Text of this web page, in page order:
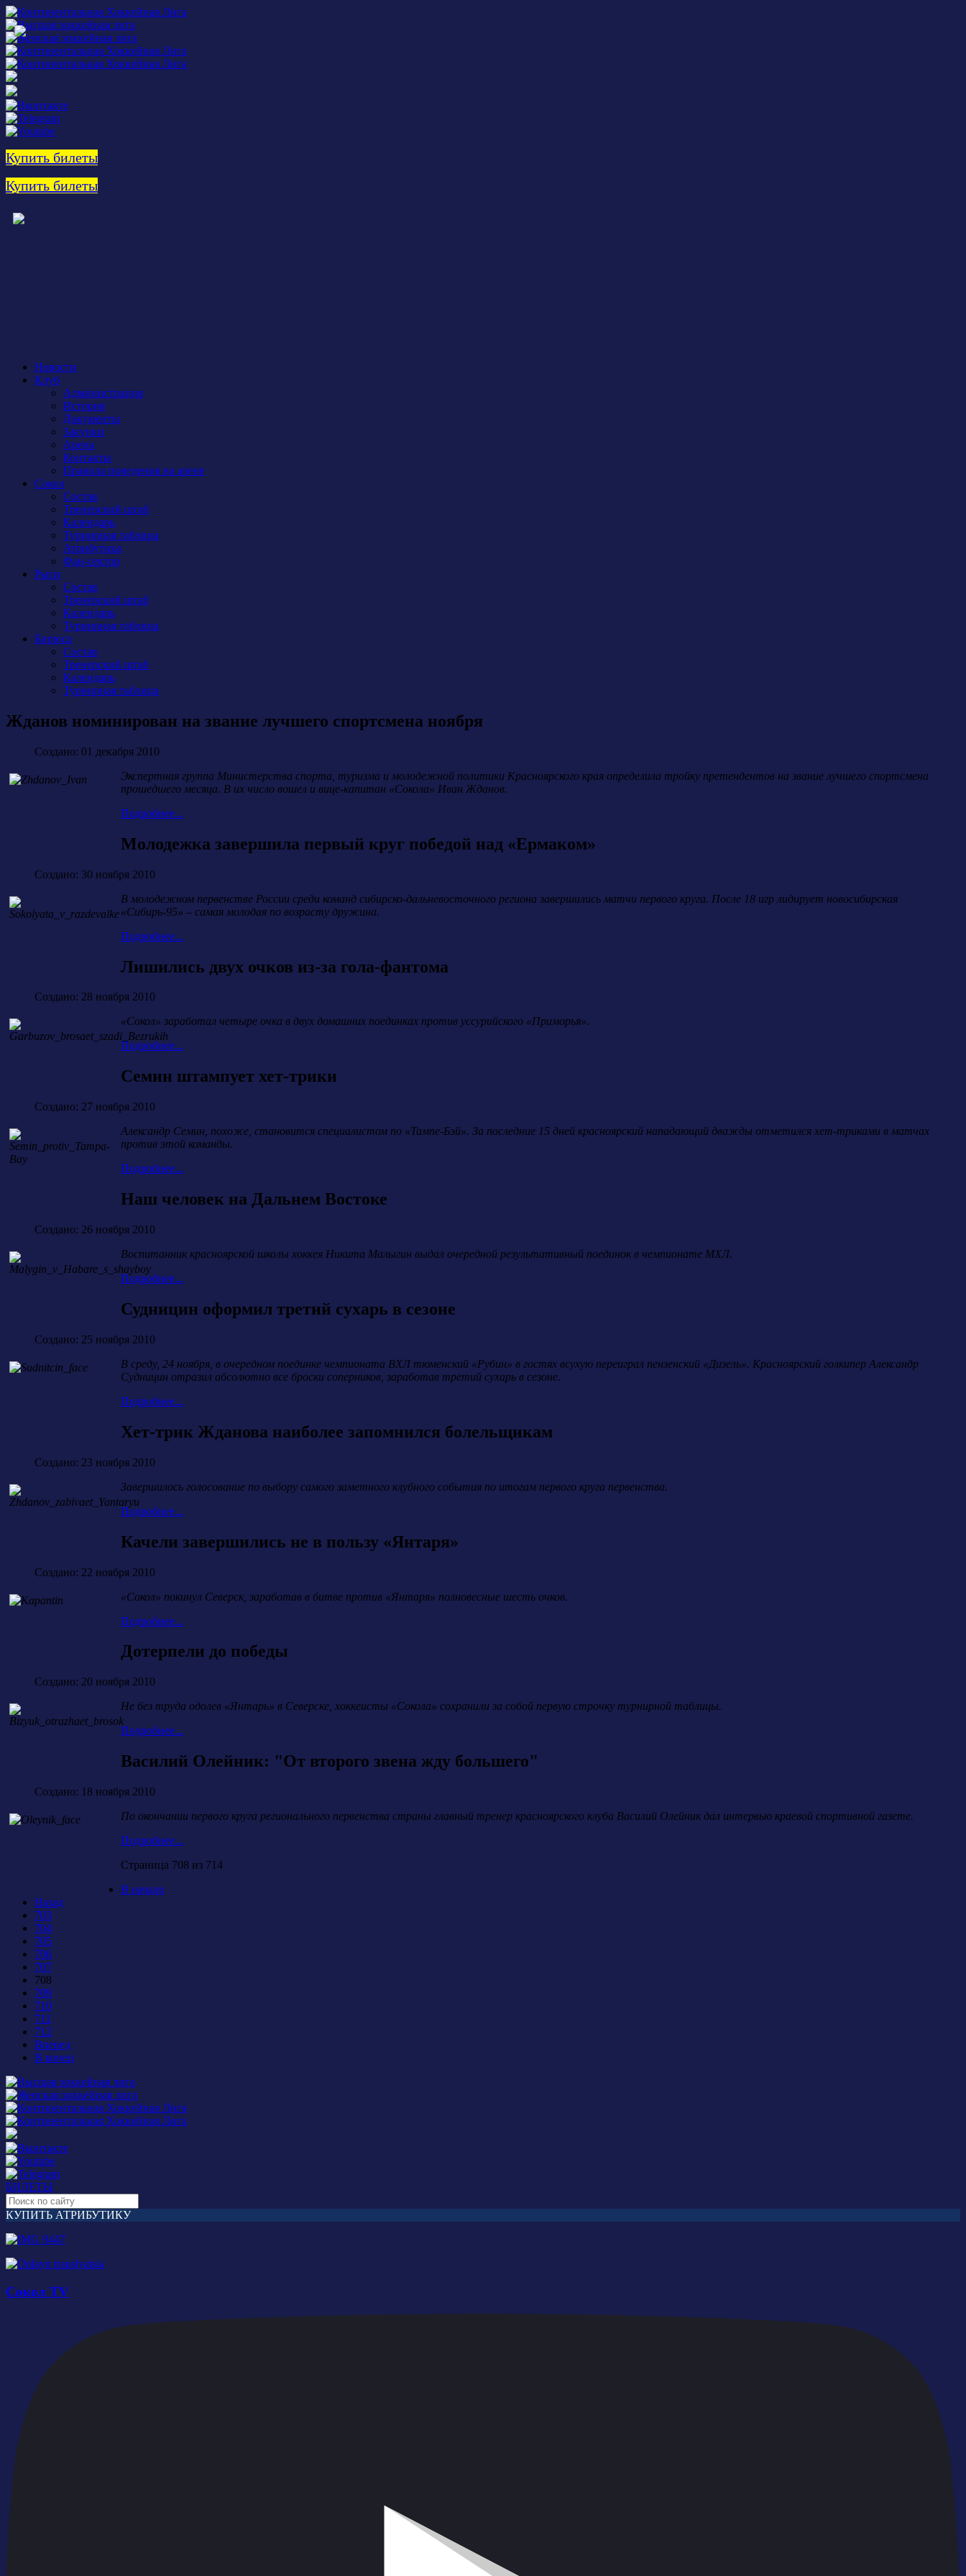
Купить билеты
Купить билеты
Новости
Клуб
Администрация
История
Документы
Закупки
Арена
Контакты
Правила поведения на арене
Сокол
Состав
Тренерский штаб
Календарь
Турнирная таблица
Атрибутика
Фан-сектор
Рыси
Состав
Тренерский штаб
Календарь
Турнирная таблица
Бирюса
Состав
Тренерский штаб
Календарь
Турнирная таблица
Жданов номинирован на звание лучшего спортсмена ноября
Создано: 01 декабря 2010
Экспертная группа Министерства спорта, туризма и молодежной политики Красноярского края определила тройку претендентов на звание лучшего спортсмена
прошедшего месяца. В их число вошел и вице-капитан «Сокола» Иван Жданов.
Подробнее...
Молодежка завершила первый круг победой над «Ермаком»
Создано: 30 ноября 2010
В молодежном первенстве России среди команд сибирско-дальневосточного региона завершились матчи первого круга. После 18 игр лидирует новосибирская
«Сибирь-95» – самая молодая по возрасту дружина.
Подробнее...
Лишились двух очков из-за гола-фантома
Создано: 28 ноября 2010
«Сокол» заработал четыре очка в двух домашних поединках против уссурийского «Приморья».
Подробнее...
Семин штампует хет-трики
Создано: 27 ноября 2010
Александр Семин, похоже, становится специалистом по «Тампе-Бэй». За последние 15 дней красноярский нападающий дважды отметился хет-триками в матчах
против этой команды.
Подробнее...
Наш человек на Дальнем Востоке
Создано: 26 ноября 2010
Воспитанник красноярской школы хоккея Никита Малыгин выдал очередной результативный поединок в чемпионате МХЛ.
Подробнее...
Судницин оформил третий сухарь в сезоне
Создано: 25 ноября 2010
В среду, 24 ноября, в очередном поединке чемпионата ВХЛ тюменский «Рубин» в гостях всухую переиграл пензенский «Дизель». Красноярский голкипер Александр
Судницин отразил абсолютно все броски соперников, заработав третий сухарь в сезоне.
Подробнее...
Хет-трик Жданова наиболее запомнился болельщикам
Создано: 23 ноября 2010
Завершилось голосование по выбору самого заметного клубного события по итогам первого круга первенства.
Подробнее...
Качели завершились не в пользу «Янтаря»
Создано: 22 ноября 2010
«Сокол» покинул Северск, заработав в битве против «Янтаря» полновесные шесть очков.
Подробнее...
Дотерпели до победы
Создано: 20 ноября 2010
Не без труда одолев «Янтарь» в Северске, хоккеисты «Сокола» сохранили за собой первую строчку турнирной таблицы.
Подробнее...
Василий Олейник: "От второго звена жду большего"
Создано: 18 ноября 2010
По окончании первого круга регионального первенства страны главный тренер красноярского клуба Василий Олейник дал интервью краевой спортивной газете.
Подробнее...
Страница 708 из 714
В начало
Назад
703
704
705
706
707
708
709
710
711
712
Вперед
В конец
БИЛЕТЫ
КУПИТЬ АТРИБУТИКУ
Сокол TV